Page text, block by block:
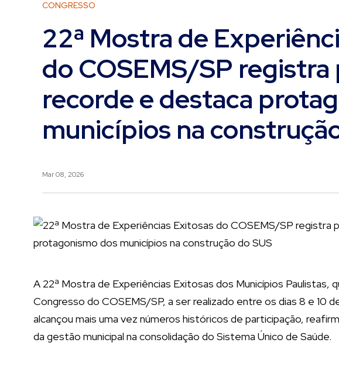
CONGRESSO
22ª Mostra de
do COSEMS/SP
recorde e destaca
municípios na
Mar 08, 2026
A 22ª Mostra de Experiências Exitosas dos Municípios Paulistas,
Congresso do COSEMS/SP, a ser realizado entre os dias 8 e 10
alcançou mais uma vez números históricos de participação,
da gestão municipal na consolidação do Sistema Único de Saúde.